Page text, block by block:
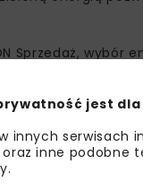
Sprzedaż,
w
W okresach
DC.
jest dla
innych serwisach
inne podobne